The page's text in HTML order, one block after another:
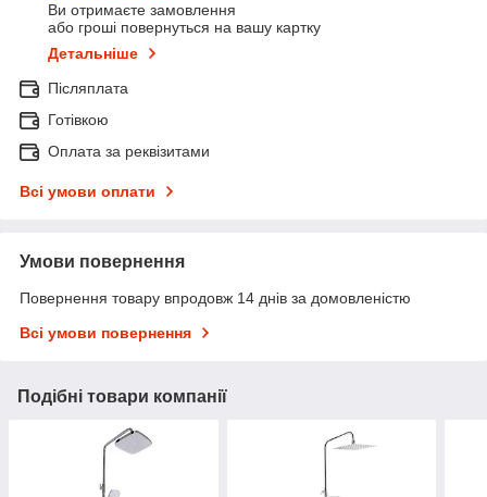
Ви отримаєте замовлення
або гроші повернуться на вашу картку
Детальніше
Післяплата
Готівкою
Оплата за реквізитами
Всі умови оплати
Умови повернення
Повернення товару впродовж 14 днів за домовленістю
Всі умови повернення
Подібні товари компанії